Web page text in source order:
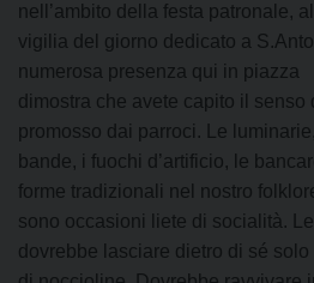
nell’ambito della festa patronale,
vigilia del giorno dedicato a
numerosa presenza qui in piazza
dimostra che avete capito il senso
promosso dai parroci. Le
bande, i fuochi d’artificio, le
forme tradizionali nel nostro
sono occasioni liete di socialità.
dovrebbe lasciare dietro di sé solo